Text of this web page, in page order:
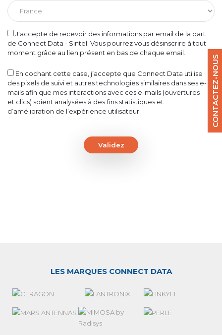
CONTACTEZ-NOUS
J'accepte de recevoir des informations par email de la part
de Connect Data - Sintel. Vous pourrez vous désinscrire à tout
moment grâce au lien présent en bas de chaque email.
En cochant cette case, j’accepte que Connect Data utilise
des pixels de suivi et autres technologies similaires dans ses e-
mails afin que mes interactions avec ces e-mails (ouvertures
et clics) soient analysées à des fins statistiques et
d’amélioration de l’expérience utilisateur.
Validez
LES MARQUES CONNECT DATA